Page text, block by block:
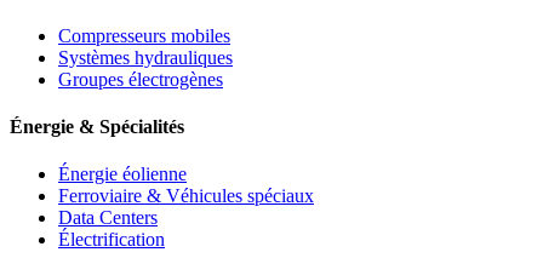
Compresseurs mobiles
Systèmes hydrauliques
Groupes électrogènes
Énergie & Spécialités
Énergie éolienne
Ferroviaire & Véhicules spéciaux
Data Centers
Électrification